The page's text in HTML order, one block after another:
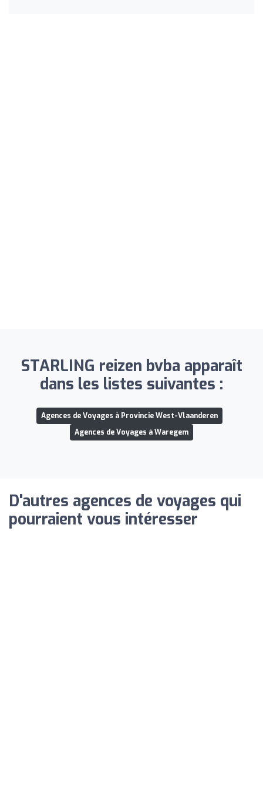
STARLING reizen bvba apparaît
dans les listes suivantes :
Agences de Voyages à Provincie West-Vlaanderen
Agences de Voyages à Waregem
D'autres agences de voyages qui
pourraient vous intéresser